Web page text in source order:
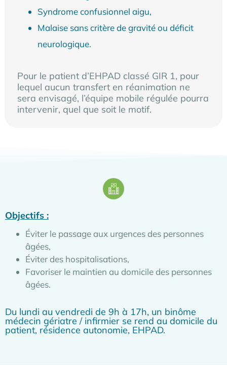
Syndrome confusionnel aigu,
Malaise sans critère de gravité ou déficit
neurologique.
Pour le patient d’EHPAD classé GIR 1, pour
lequel aucun transfert en réanimation ne
sera envisagé, l’équipe mobile régulée pourra
intervenir, quel que soit le motif.
Objectifs :
Éviter le passage aux urgences des personnes
âgées,
Éviter des hospitalisations,
Favoriser le maintien au domicile des personnes
âgées.
Du lundi au vendredi de 9h à 17h, un binôme
médecin gériatre / infirmier se rend au domicile du
patient, résidence autonomie, EHPAD.